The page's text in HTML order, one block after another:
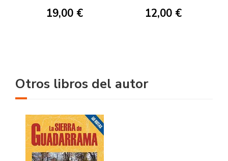
19,00 € 12,00 €
Otros libros del autor